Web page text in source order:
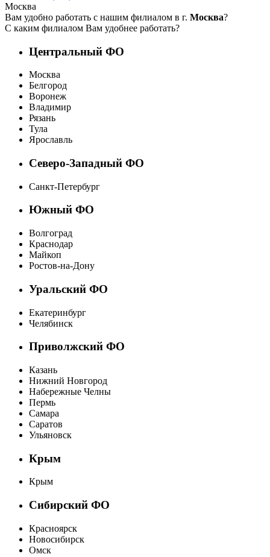
Москва
Вам удобно работать с нашим филиалом в г. Москва?
С каким филиалом Вам удобнее работать?
Центральный ФО
Москва
Белгород
Воронеж
Владимир
Рязань
Тула
Ярославль
Северо-Западный ФО
Санкт-Петербург
Южный ФО
Волгоград
Краснодар
Майкоп
Ростов-на-Дону
Уральский ФО
Екатеринбург
Челябинск
Приволжский ФО
Казань
Нижний Новгород
Набережные Челны
Пермь
Самара
Саратов
Ульяновск
Крым
Крым
Сибирский ФО
Красноярск
Новосибирск
Омск